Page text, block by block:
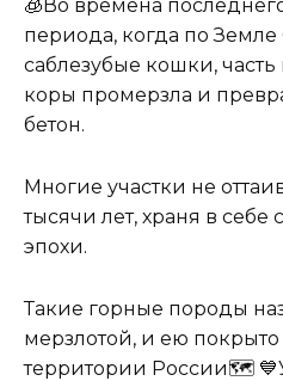
🧊Во времена
периода, когда по
саблезубые кошки,
коры промерзла и
бетон.
Многие участки не
тысячи лет, храня в себе
эпохи.
Такие горные породы
мерзлотой, и ею
территории России🗺